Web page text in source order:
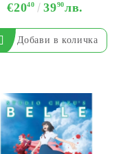
€2040 3990лв.